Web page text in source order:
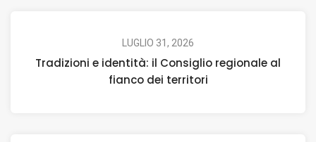
LUGLIO 31, 2026
Tradizioni e identità: il Consiglio regionale al
fianco dei territori